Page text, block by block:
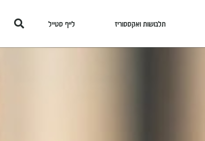
תלבושות ואקססוריז לייף סטייל